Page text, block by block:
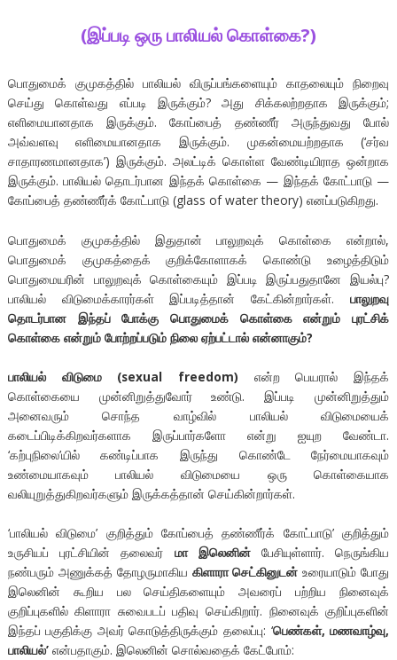
(இப்படி ஒரு பாலியல் கொள்கை?)
பொதுமைக் குமுகத்தில் பாலியல் விருப்பங்களையும் காதலையும் நிறைவு
செய்து கொள்வது எப்படி இருக்கும்? அது சிக்கலற்றதாக இருக்கும்;
எளிமையானதாக இருக்கும். கோப்பைத் தண்ணீர் அருந்துவது போல்
அவ்வளவு எளிமையானதாக இருக்கும். முகன்மையற்றதாக (‘சர்வ
சாதாரணமானதாக’) இருக்கும். அலட்டிக் கொள்ள வேண்டியிராத ஒன்றாக
இருக்கும். பாலியல் தொடர்பான இந்தக் கொள்கை — இந்தக் கோட்பாடு —
கோப்பைத் தண்ணீர்க் கோட்பாடு (glass of water theory) எனப்படுகிறது.
பொதுமைக் குமுகத்தில் இதுதான் பாலுறவுக் கொள்கை என்றால்,
பொதுமைக் குமுகத்தைக் குறிக்கோளாகக் கொண்டு உழைத்திடும்
பொதுமையரின் பாலுறவுக் கொள்கையும் இப்படி இருப்பதுதானே இயல்பு?
பாலியல் விடுமைக்காரர்கள் இப்படித்தான் கேட்கின்றார்கள்.பாலுறவு
தொடர்பான இந்தப் போக்கு பொதுமைக் கொள்கை என்றும் புரட்சிக்
கொள்கை என்றும் போற்றப்படும் நிலை ஏற்பட்டால் என்னாகும்?
பாலியல் விடுமை (sexual freedom) என்ற பெயரால் இந்தக்
கொள்கையை முன்னிறுத்துவோர் உண்டு. இப்படி முன்னிறுத்தும்
அனைவரும் சொந்த வாழ்வில் பாலியல் விடுமையைக்
கடைப்பிடிக்கிறவர்களாக இருப்பார்களோ என்று ஐயுற வேண்டா.
‘கற்புநிலை’யில் கண்டிப்பாக இருந்து கொண்டே நேர்மையாகவும்
உண்மையாகவும் பாலியல் விடுமையை ஒரு கொள்கையாக
வலியுறுத்துகிறவர்களும் இருக்கத்தான் செய்கின்றார்கள்.
‘பாலியல் விடுமை’ குறித்தும் கோப்பைத் தண்ணீர்க் கோட்பாடு’ குறித்தும்
உருசியப் புரட்சியின் தலைவர் மா இலெனின்பேசியுள்ளார். நெருங்கிய
நண்பரும் அணுக்கத் தோழருமாகிய கிளாரா செட்கினுடன் உரையாடும் போது
இலெனின் கூறிய பல செய்திகளையும் அவரைப் பற்றிய நினைவுக்
குறிப்புகளில் கிளாரா சுவைபடப் பதிவு செய்கிறார். நினைவுக் குறிப்புகளின்
இந்தப் பகுதிக்கு அவர் கொடுத்திருக்கும் தலைப்பு: ‘பெண்கள், மணவாழ்வு,
பாலியல்’என்பதாகும். இலெனின் சொல்வதைக் கேட்போம்: